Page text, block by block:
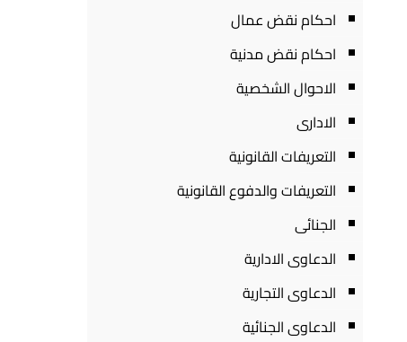
احكام نقض عمال
احكام نقض مدنية
الاحوال الشخصية
الادارى
التعريفات القانونية
التعريفات والدفوع القانونية
الجنائى
الدعاوى الادارية
الدعاوى التجارية
الدعاوى الجنائية